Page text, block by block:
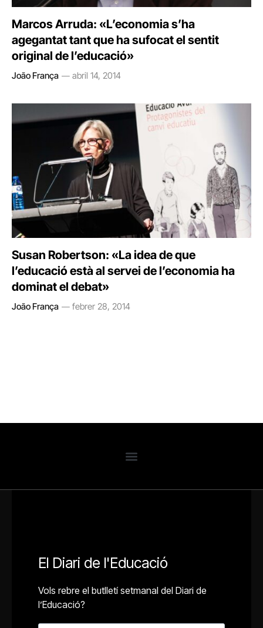
Marcos Arruda: «L’economia s’ha
agegantat tant que ha sufocat el sentit
original de l’educació»
João França abril 14, 2014
Susan Robertson: «La idea de que
l’educació està al servei de l’economia ha
dominat el debat»
João França febrer 28, 2014